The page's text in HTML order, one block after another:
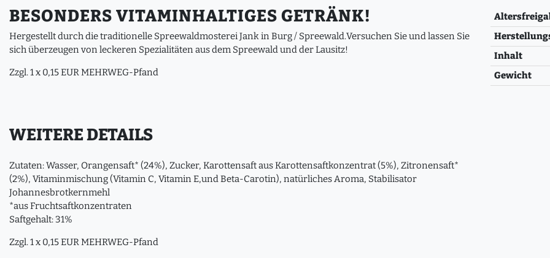
BESONDERS VITAMINHALTIGES GETRÄNK!
Hergestellt durch die traditionelle Spreewaldmosterei Jank in Burg / Spreewald.Versuchen Sie und lassen Sie
sich überzeugen von leckeren Spezialitäten aus dem Spreewald und der Lausitz!
Zzgl. 1 x 0,15 EUR MEHRWEG-Pfand
WEITERE DETAILS
Zutaten: Wasser, Orangensaft* (24%), Zucker, Karottensaft aus Karottensaftkonzentrat (5%), Zitronensaft*
(2%), Vitaminmischung (Vitamin C, Vitamin E,und Beta-Carotin), natürliches Aroma, Stabilisator
Johannesbrotkernmehl
*aus Fruchtsaftkonzentraten
Saftgehalt: 31%
Zzgl. 1 x 0,15 EUR MEHRWEG-Pfand
Inhalt
Gewicht